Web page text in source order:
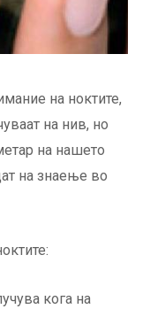
на ноктите,
на нив, но
на нашето
на знаење во
кога на